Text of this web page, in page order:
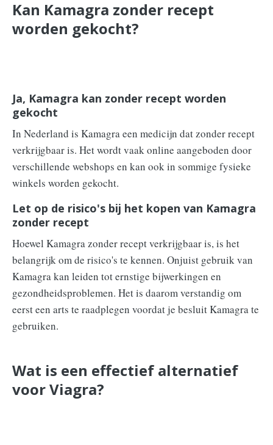
Kan Kamagra zonder recept
worden gekocht?
Ja, Kamagra kan zonder recept worden
gekocht
In Nederland is Kamagra een medicijn dat zonder recept
verkrijgbaar is. Het wordt vaak online aangeboden door
verschillende webshops en kan ook in sommige fysieke
winkels worden gekocht.
Let op de risico's bij het kopen van Kamagra
zonder recept
Hoewel Kamagra zonder recept verkrijgbaar is, is het
belangrijk om de risico's te kennen. Onjuist gebruik van
Kamagra kan leiden tot ernstige bijwerkingen en
gezondheidsproblemen. Het is daarom verstandig om
eerst een arts te raadplegen voordat je besluit Kamagra te
gebruiken.
Wat is een effectief alternatief
voor Viagra?